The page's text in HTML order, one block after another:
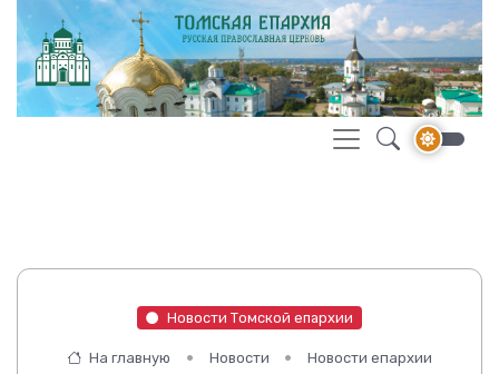
Новости Томской епархии
На главную Новости Новости епархии